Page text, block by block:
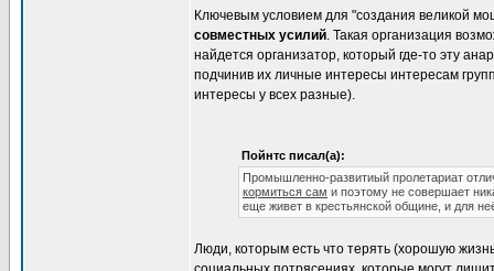
Ключевым условием для "создания великой
совместных усилий. Такая организация
найдется организатор, который где-то эту
подчинив их личные интересы интересам
интересы у всех разные).
Пойнтс писал(а):
Промышленно-развитиый пролетариат
кормиться сам и поэтому не совершает
еще живет в крестьянской общине, и для
Люди, которым есть что терять (хорошую